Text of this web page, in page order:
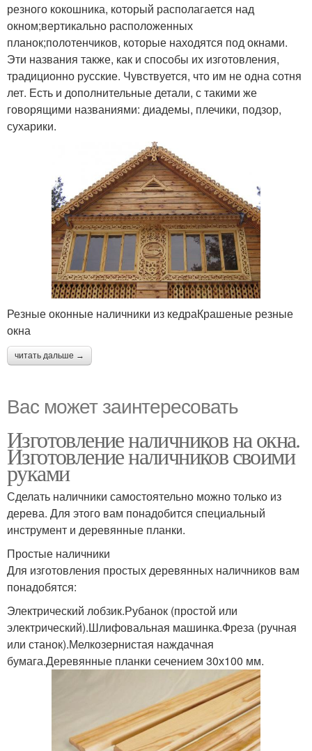
резного кокошника, который располагается над
окном;вертикально расположенных
планок;полотенчиков, которые находятся под окнами.
Эти названия также, как и способы их изготовления,
традиционно русские. Чувствуется, что им не одна сотня
лет. Есть и дополнительные детали, с такими же
говорящими названиями: диадемы, плечики, подзор,
сухарики.
Резные оконные наличники из кедраКрашеные резные
окна
читать дальше →
Вас может заинтересовать
Изготовление наличников на окна.
Изготовление наличников своими
руками
Сделать наличники самостоятельно можно только из
дерева. Для этого вам понадобится специальный
инструмент и деревянные планки.
Простые наличники
Для изготовления простых деревянных наличников вам
понадобятся:
Электрический лобзик.Рубанок (простой или
электрический).Шлифовальная машинка.Фреза (ручная
или станок).Мелкозернистая наждачная
бумага.Деревянные планки сечением 30х100 мм.